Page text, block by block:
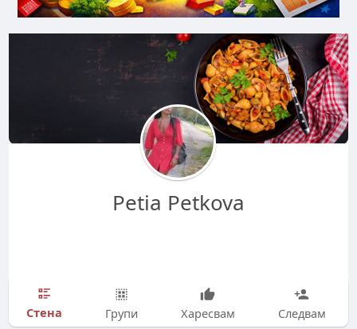
Petia Petkova
Стена Групи Харесвам Следвам